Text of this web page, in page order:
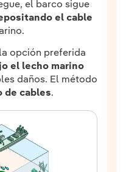
el barco sigue
el cable
opción preferida
el lecho marino
daños. El método
de cables.